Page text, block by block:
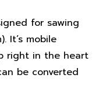
for sawing
It’s mobile
right in the heart
be converted